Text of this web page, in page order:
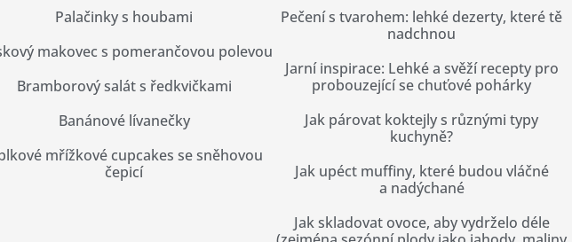
Palačinky s houbami
makovec s pomerančovou polevou
Bramborový salát s ředkvičkami
Banánové lívanečky
mřížkové cupcakes se sněhovou
čepicí
Pečení s tvarohem: lehké dezerty, které tě
nadchnou
Jarní inspirace: Lehké a svěží recepty pro
probouzející se chuťové pohárky
Jak párovat koktejly s různými typy
kuchyně?
Jak upéct muffiny, které budou vláčné
a nadýchané
Jak skladovat ovoce, aby vydrželo déle